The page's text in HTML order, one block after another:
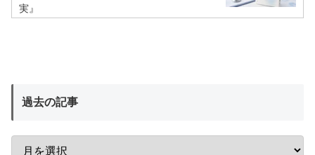
実』
過去の記事